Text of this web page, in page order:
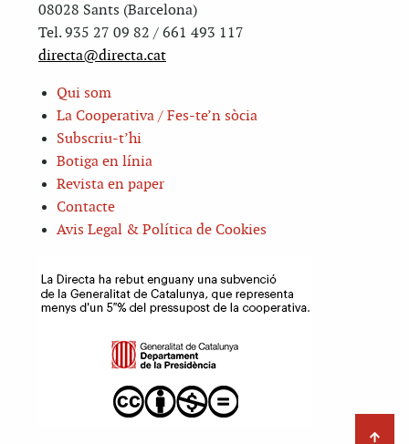
08028 Sants (Barcelona)
Tel. 935 27 09 82 / 661 493 117
directa@directa.cat
Qui som
La Cooperativa / Fes-te’n sòcia
Subscriu-t’hi
Botiga en línia
Revista en paper
Contacte
Avis Legal & Política de Cookies